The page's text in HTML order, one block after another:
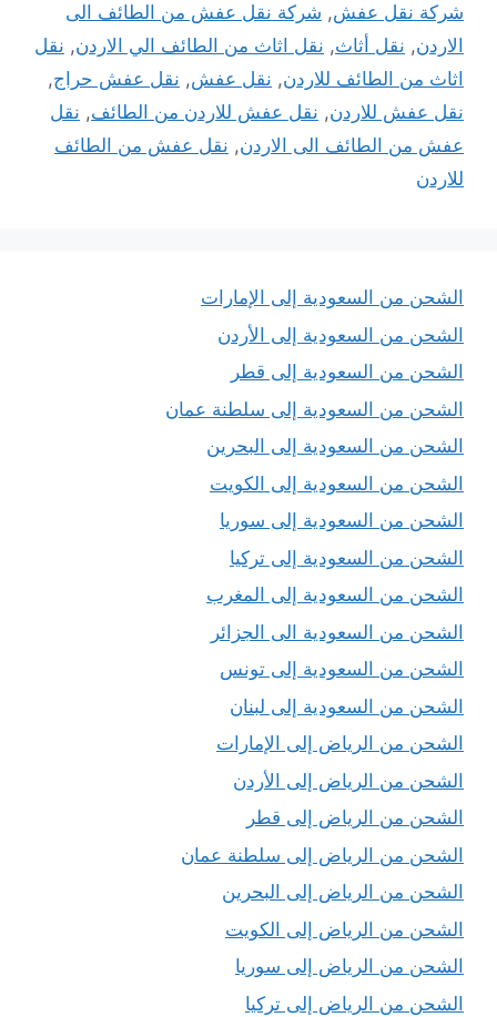
شركة نقل عفش, شركة نقل عفش من الطائف الى
الاردن, نقل أثاث, نقل اثاث من الطائف الي الاردن, نقل
اثاث من الطائف للاردن, نقل عفش, نقل عفش حراج,
نقل عفش للاردن, نقل عفش للاردن من الطائف, نقل
عفش من الطائف الى الاردن, نقل عفش من الطائف
للاردن
الشحن من السعودية إلى الإمارات
الشحن من السعودية إلى الأردن
الشحن من السعودية إلى قطر
الشحن من السعودية إلى سلطنة عمان
الشحن من السعودية إلى البحرين
الشحن من السعودية إلى الكويت
الشحن من السعودية إلى سوريا
الشحن من السعودية إلى تركيا
الشحن من السعودية إلى المغرب
الشحن من السعودية الى الجزائر
الشحن من السعودية إلى تونس
الشحن من السعودية إلى لبنان
الشحن من الرياض إلى الإمارات
الشحن من الرياض إلى الأردن
الشحن من الرياض إلى قطر
الشحن من الرياض إلى سلطنة عمان
الشحن من الرياض إلى البحرين
الشحن من الرياض إلى الكويت
الشحن من الرياض إلى سوريا
الشحن من الرياض إلى تركيا